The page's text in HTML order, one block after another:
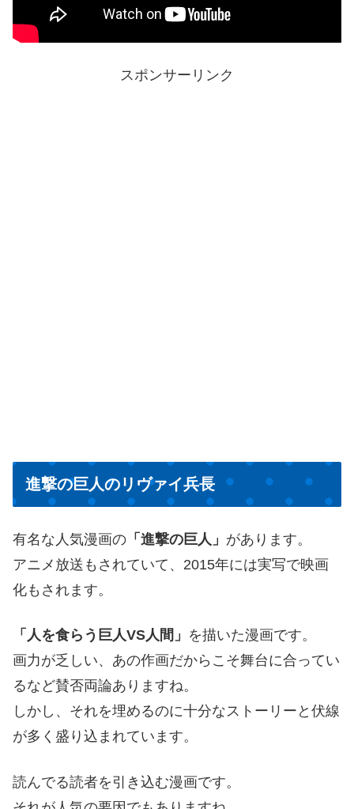
スポンサーリンク
進撃の巨人のリヴァイ兵長
有名な人気漫画の 「進撃の巨人」 があります。
アニメ放送もされていて、2015年には実写で映画
化もされます。
「人を食らう巨人VS人間」 を描いた漫画です。
画力が乏しい、あの作画だからこそ舞台に合ってい
るなど賛否両論ありますね。
しかし、それを埋めるのに十分なストーリーと伏線
が多く盛り込まれています。
読んでる読者を引き込む漫画です。